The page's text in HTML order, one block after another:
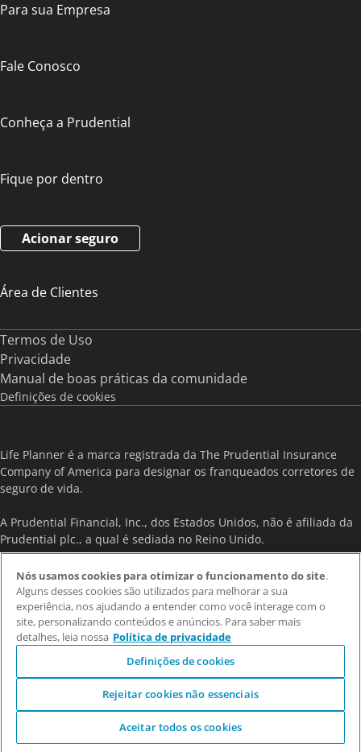
Para sua Empresa
Fale Conosco
Conheça a Prudential
Fique por dentro
Acionar seguro
Área de Clientes
Termos de Uso
Privacidade
Manual de boas práticas da comunidade
Definições de cookies
Life Planner é a marca registrada da The Prudential Insurance
Company of America para designar os franqueados corretores de
seguro de vida.
A Prudential Financial, Inc., dos Estados Unidos, não é afiliada da
Prudential plc., a qual é sediada no Reino Unido.
As informações contidas neste site são destinadas exclusivamente
a pessoas no Brasil e não constituem, nem têm a intenção de
constituir, nenhum tipo de publicidade, solicitação ou oferta de
contratação em nenhuma jurisdição fora do Brasil, onde seu uso
pode ser proibido ou sujeito à regulamentação diversa.
Copyright © 2026 - Prudential do Brasil Seguros S.A. - CNPJ:
Nós usamos cookies para otimizar o funcionamento do site.
Alguns desses cookies são utilizados para melhorar a sua
experiência, nos ajudando a entender como você interage com o
site, personalizando conteúdos e anúncios. Para saber mais
detalhes, leia nossa Política de privacidade
Definições de cookies
Rejeitar cookies não essenciais
Aceitar todos os cookies